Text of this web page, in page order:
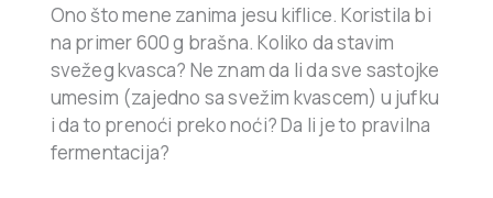
Ono što mene zanima jesu kiflice. Koristila bi
na primer 600 g brašna. Koliko da stavim
svežeg kvasca? Ne znam da li da sve sastojke
umesim (zajedno sa svežim kvascem) u jufku
i da to prenoći preko noći? Da li je to pravilna
fermentacija?